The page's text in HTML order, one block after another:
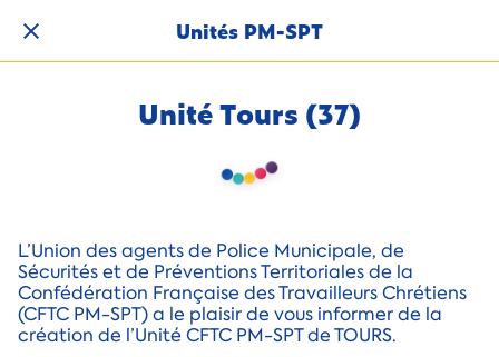
Unités PM-SPT
Unité Tours (37)
L’Union des agents de Police Municipale, de
Sécurités et de Préventions Territoriales de la
Confédération Française des Travailleurs Chrétiens
(CFTC PM-SPT) a le plaisir de vous informer de la
création de l’Unité CFTC PM-SPT de TOURS.